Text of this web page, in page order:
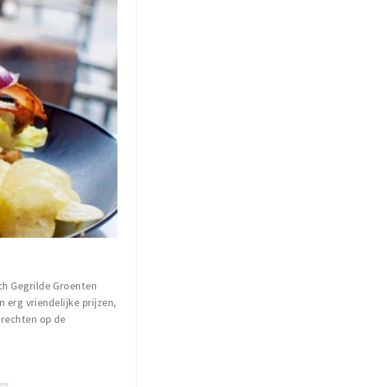
Gegrilde Groenten
erg vriendelijke prijzen,
op de